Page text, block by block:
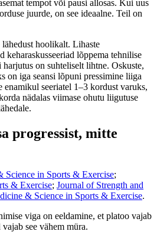
tempot või pausi allosas. Kui uus
juurde, on see ideaalne. Teil on
hoolikalt. Lihaste
keharaskusseeriad lõppema tehnilise
on suhteliselt lihtne. Oskuste,
on iga seansi lõpuni pressimine liiga
enamikul seeriatel 1–3 kordust varuks,
nädalas viimase ohutu liigutuse
progressist, mitte
Science in Sports & Exercise;
& Exercise; Journal of Strength and
& Science in Sports & Exercise.
viga on eeldamine, et platoo vajab
see vähem müra.